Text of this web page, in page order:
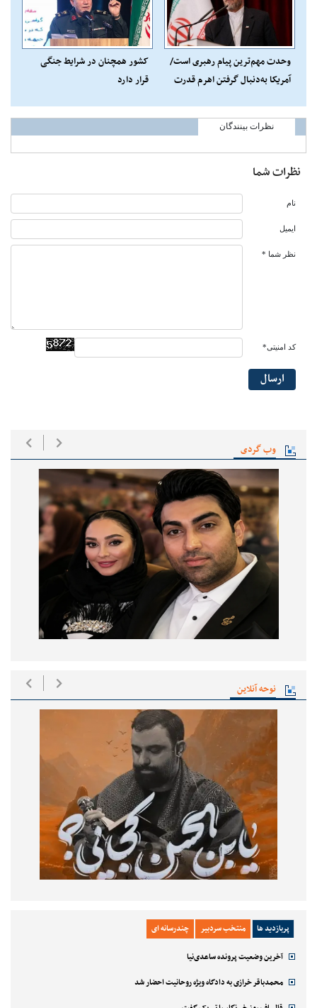
وب گردی
نوحه آنلاین
پربازدید ها منتخب سردبیر چندرسانه ای
آخرین وضعیت پرونده ساعدی‌نیا
محمدباقر خرازی به دادگاه ویژه روحانیت احضار شد
وحدت مهم‌ترین پیام رهبری است/
آمریکا به‌دنبال گرفتن اهرم قدرت
کشور همچنان در شرایط جنگی
قرار دارد
نظرات بینندگان
نظرات شما
نام
ایمیل
نظر شما *
کد امنیتی*
ارسال